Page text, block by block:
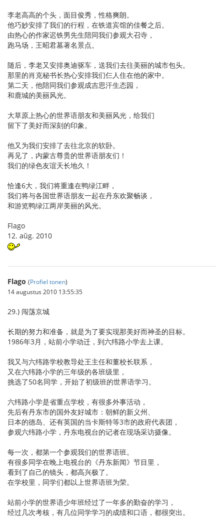
李老高高的个头，面目俊秀，性格爽朗。
他巧妙安排了我们的行程，在铁道宾馆的佳餐之后。
由热心的作家迟铁男先生陪同我们参观大召寺，
跑马场，王昭君墓著名景点。
随后，李老又安排奥迪驱车，送我们去往美丽的城市包头。
那里的肖克秘书长热心安排我们仨人住在他的家中。
第二天，他陪同我们参观成吉思汗生态园，
和鹿城的美丽风光。
大草原上热心的世界语朋友和美丽风光，给我们
留下了美好而深刻的印象。
他又为我们安排了去往北京的软卧。
再见了，内蒙古尊贵的世界语朋友们！
我们的绿色友谊天长地久！
恰逢6大，我们将重逢在鸭绿江畔，
我们将与各国世界语朋友一起在丹东欢聚畅谈，
和游览鸭绿江两岸美丽的风光。
Flago
12. aŭg. 2010
Flago (Profiel tonen)
14 augustus 2010 13:55:35
29.) 闯荡京城
长期的努力和准备，就是为了要实现那美好而神圣的目标。
1986年3月，站前小学动迁，到六纬路小学去上课。
我又与六纬路学校教导处王主任和董校长联系，
又在六纬路小学的三年级的各班级里，
挑选了50名同学，开始了初级班的世界语学习。
六纬路小学是省重点学校，有很多外事活动，
先后有丹东市的国外友好城市：朝鲜的新义州、
日本的德岛、还有英国的当卡斯特等3市的政府代表团，
参观六纬路小学，丹东电视台的记者在现场采访摄像。
每一次，都第一个参观我们的世界语班。
有很多同学在晚上电视台的《丹东新闻》节目里，
看到了自己的镜头，都高兴极了。
在学校里，同学们都以上世界语班为荣。
站前小学的世界语少年班经过了一年多的勤奋的学习，
经过几次考核，有几位同学学习的成绩和口语，都很突出。